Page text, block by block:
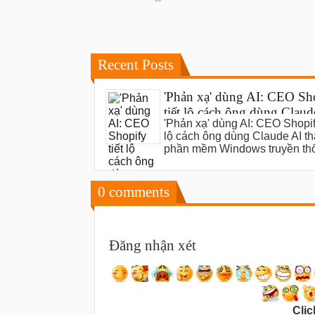
Recent Posts
'Phản xạ' dùng AI: CEO
tiết lộ cách ông dùng
thay thế phần mềm
truyền thống
'Phản xạ' dùng AI: CEO
lộ cách ông dùng Claude AI
phần mềm Windows truyền
0 comments
Đăng nhận xét